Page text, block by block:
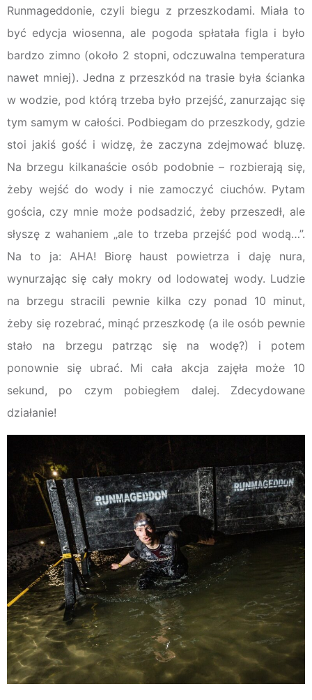
Runmageddonie, czyli biegu z przeszkodami. Miała to
być edycja wiosenna, ale pogoda spłatała figla i było
bardzo zimno (około 2 stopni, odczuwalna temperatura
nawet mniej). Jedna z przeszkód na trasie była ścianka
w wodzie, pod którą trzeba było przejść, zanurzając się
tym samym w całości. Podbiegam do przeszkody, gdzie
stoi jakiś gość i widzę, że zaczyna zdejmować bluzę.
Na brzegu kilkanaście osób podobnie – rozbierają się,
żeby wejść do wody i nie zamoczyć ciuchów. Pytam
gościa, czy mnie może podsadzić, żeby przeszedł, ale
słyszę z wahaniem „ale to trzeba przejść pod wodą…”.
Na to ja: AHA! Biorę haust powietrza i daję nura,
wynurzając się cały mokry od lodowatej wody. Ludzie
na brzegu stracili pewnie kilka czy ponad 10 minut,
żeby się rozebrać, minąć przeszkodę (a ile osób pewnie
stało na brzegu patrząc się na wodę?) i potem
ponownie się ubrać. Mi cała akcja zajęła może 10
sekund, po czym pobiegłem dalej. Zdecydowane
działanie!